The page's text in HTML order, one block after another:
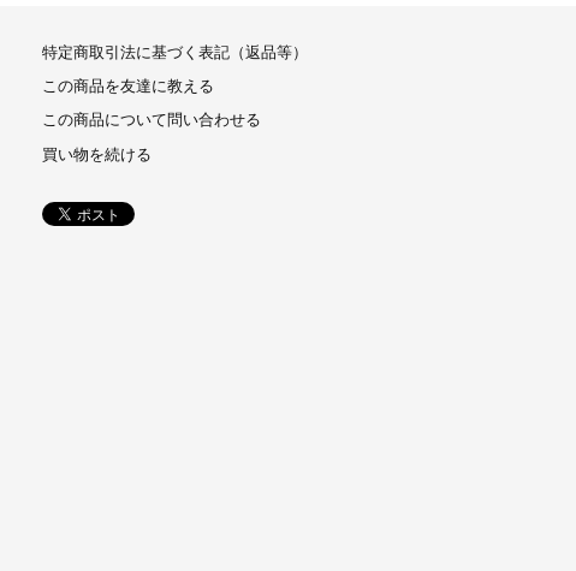
特定商取引法に基づく表記（返品等）
この商品を友達に教える
この商品について問い合わせる
買い物を続ける